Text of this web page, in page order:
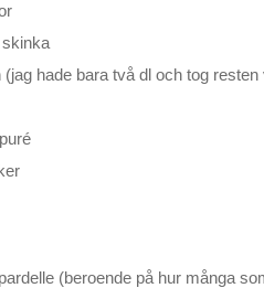
(jag hade bara två dl och tog resten
(beroende på hur många